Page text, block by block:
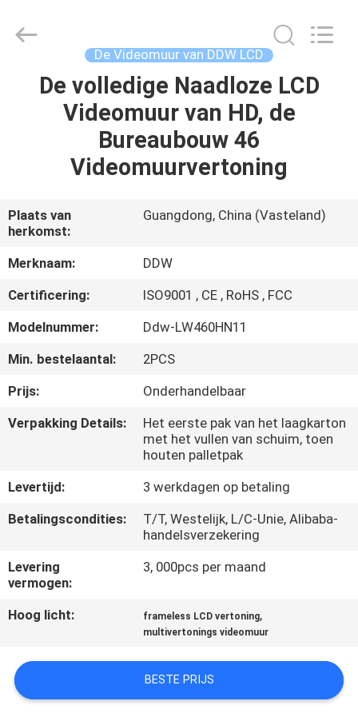
HUIS
PRODUCTEN
ONS
FABRIEKSREIS
KWALITEITSCONTROLE
CONTACTEER
ONS
VERZOEK
OM
CITAAT
CASE
CENTER
SITEMAP
Rights
De Videomuur van DDW LCD
De volledige Naadloze LCD
Videomuur van HD, de
Bureaubouw 46
Videomuurvertoning
Plaats van
herkomst:
Guangdong, China (Vasteland)
Merknaam:
DDW
Certificering:
ISO9001 , CE , RoHS , FCC
Modelnummer:
Ddw-LW460HN11
Min. bestelaantal:
2PCS
Prijs:
Onderhandelbaar
Verpakking Details:
Het eerste pak van het laagkarton
met het vullen van schuim, toen
houten palletpak
Levertijd:
3 werkdagen op betaling
Betalingscondities:
T/T, Westelijk, L/C-Unie, Alibaba-
handelsverzekering
Levering
vermogen:
3, 000pcs per maand
Hoog licht: frameless LCD vertoning,
multivertonings videomuur
BESTE PRIJS